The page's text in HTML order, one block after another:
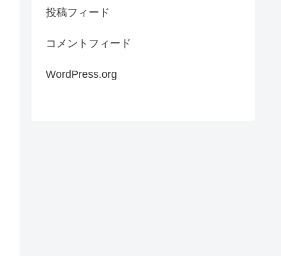
投稿フィード
コメントフィード
WordPress.org